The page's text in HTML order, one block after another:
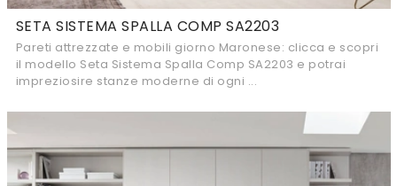
SETA SISTEMA SPALLA COMP SA2203
Pareti attrezzate e mobili giorno Maronese: clicca e scopri
il modello Seta Sistema Spalla Comp SA2203 e potrai
impreziosire stanze moderne di ogni ...